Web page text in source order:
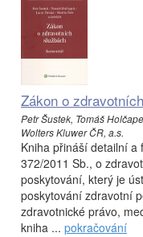
Zákon o
Petr Šustek, Tomáš
Wolters Kluwer ČR, a.s.
Kniha přináší detailní a
372/2011 Sb., o
poskytování, který je
poskytování zdravotní
zdravotnické právo,
kniha ... pokračování